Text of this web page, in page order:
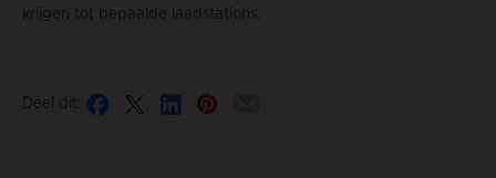
krijgen tot bepaalde laadstations.
Deel dit: